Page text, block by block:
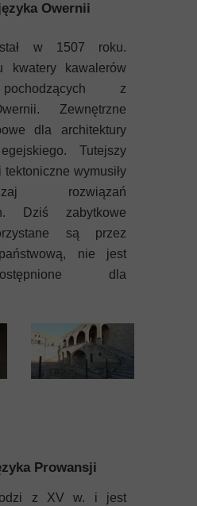
Owernii
w 1507 roku.
kwatery kawalerów
z
Zewnętrzne
dla architektury
Tutejszy
wymusiły
rozwiązań
Dziś zabytkowe
są przez
nie jest
dla
Prowansji
z XV w. i jest